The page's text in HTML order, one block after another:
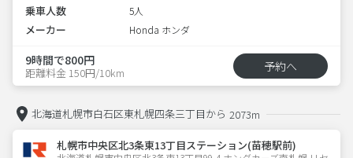
乗車人数 5人
メーカー Honda ホンダ
9時間で800円
距離料金 150円/10km 予約へ
北海道札幌市白石区東札幌四条三丁目から 2073m
札幌市中央区北3条東13丁目ステーション(苗穂駅前)